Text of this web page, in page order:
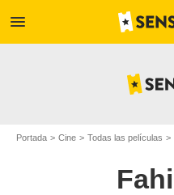
menu
Portada Cine Todas las películas